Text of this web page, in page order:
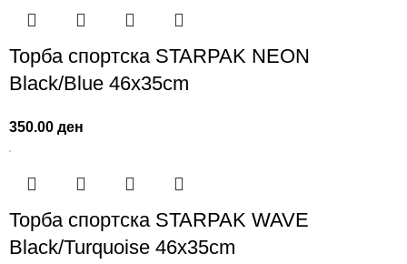
Торба спортска STARPAK NEON
Black/Blue 46х35cm
350.00ден
Торба спортска STARPAK WAVE
Black/Turquoise 46х35cm